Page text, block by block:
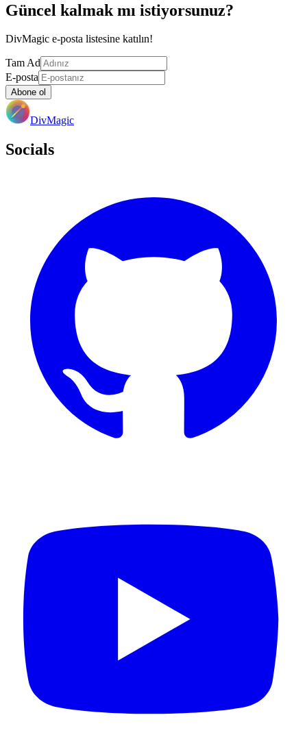
Güncel kalmak mı istiyorsunuz?
DivMagic e-posta listesine katılın!
Tam Ad
E-posta
Abone ol
DivMagic
Socials